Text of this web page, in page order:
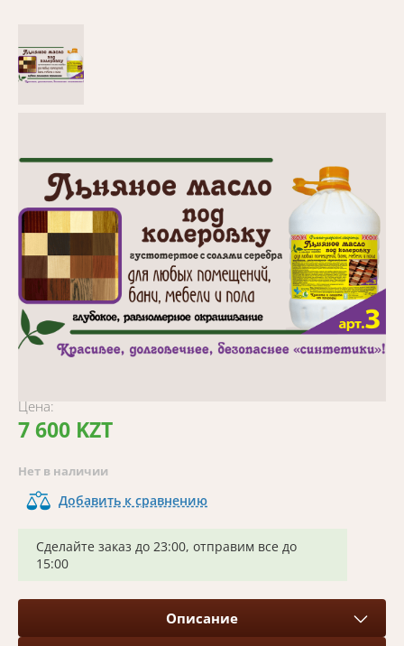
Цена:
7 600 KZT
Нет в наличии
Добавить к сравнению
Сделайте заказ до 23:00, отправим все до
15:00
Описание